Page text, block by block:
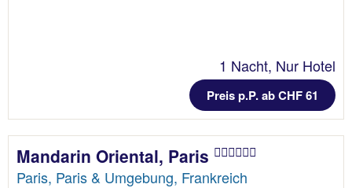
1 Nacht, Nur Hotel
Preis p.P. ab CHF 61
Mandarin Oriental, Paris
Paris, Paris & Umgebung, Frankreich